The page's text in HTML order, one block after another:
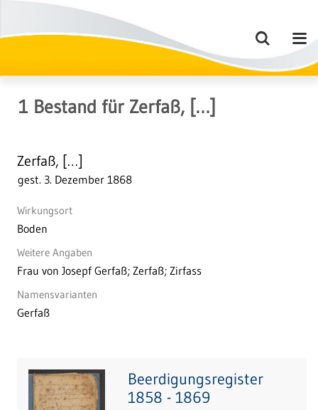
1 Bestand für Zerfaß, […]
Zerfaß, […]
gest. 3. Dezember 1868
Wirkungsort
Boden
Weitere Angaben
Frau von Josepf Gerfaß; Zerfaß; Zirfass
Namensvarianten
Gerfaß
Beerdigungsregister
1858 - 1869